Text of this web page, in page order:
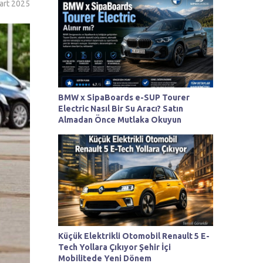
2025
BMW x SipaBoards e-SUP Tourer
Electric Nasıl Bir Su Aracı? Satın
Almadan Önce Mutlaka Okuyun
Küçük Elektrikli Otomobil Renault 5 E-
Tech Yollara Çıkıyor Şehir İçi
Mobilitede Yeni Dönem